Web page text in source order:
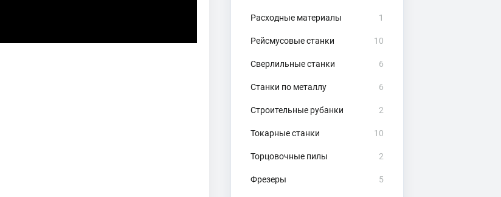
Расходные материалы 1
Рейсмусовые станки 10
Сверлильные станки 6
Станки по металлу 6
Строительные рубанки 2
Токарные станки 10
Торцовочные пилы 2
Фрезеры 5